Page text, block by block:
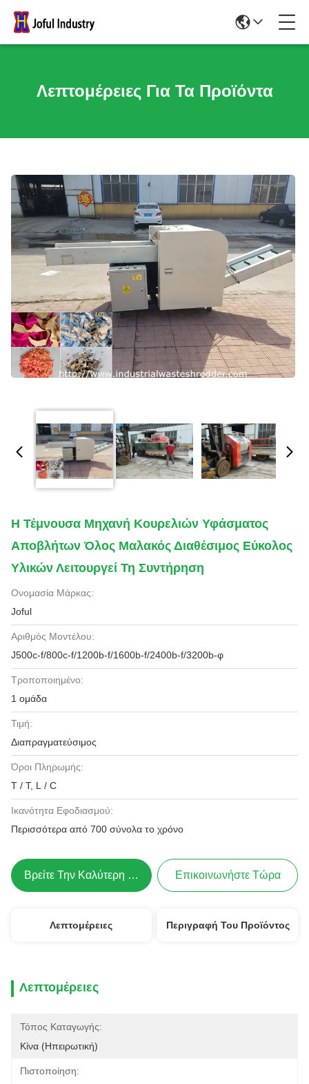
Λεπτομέρειες Για Τα Προϊόντα
Η Τέμνουσα Μηχανή Κουρελιών Υφάσματος
Αποβλήτων Όλος Μαλακός Διαθέσιμος Εύκολος
Υλικών Λειτουργεί Τη Συντήρηση
Ονομασία Μάρκας:
Joful
Αριθμός Μοντέλου:
J500c-f/800c-f/1200b-f/1600b-f/2400b-f/3200b-φ
Τροποποιημένο:
1 ομάδα
Τιμή:
Διαπραγματεύσιμος
Όροι Πληρωμής:
T / T, L / C
Ικανότητα Εφοδιασμού:
Περισσότερα από 700 σύνολα το χρόνο
Βρείτε Την Καλύτερη Τιμή Επικοινωνήστε Τώρα
Λεπτομέρειες Περιγραφή Του Προϊόντος
Λεπτομέρειες
Τόπος Καταγωγής:
Κίνα (Ηπειρωτική)
Πιστοποίηση: